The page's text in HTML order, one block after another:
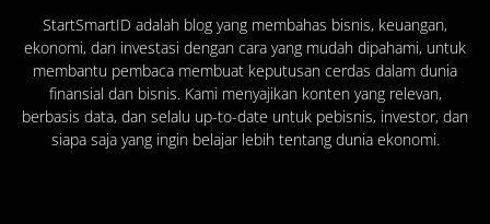
StartSmartID adalah blog yang membahas bisnis, keuangan,
ekonomi, dan investasi dengan cara yang mudah dipahami, untuk
membantu pembaca membuat keputusan cerdas dalam dunia
finansial dan bisnis. Kami menyajikan konten yang relevan,
berbasis data, dan selalu up-to-date untuk pebisnis, investor, dan
siapa saja yang ingin belajar lebih tentang dunia ekonomi.